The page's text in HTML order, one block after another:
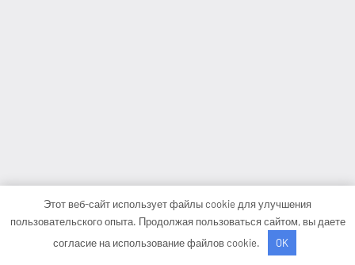
Этот веб-сайт использует файлы cookie для улучшения
пользовательского опыта. Продолжая пользоваться сайтом, вы даете
согласие на использование файлов cookie.
OK